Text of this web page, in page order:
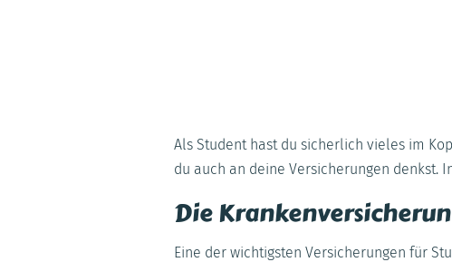
Als Student hast du sicherlich vieles im
du auch an deine Versicherungen denkst.
Die
Eine der wichtigsten Versicherungen für